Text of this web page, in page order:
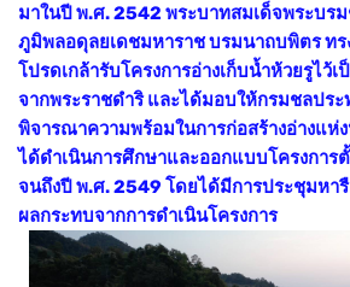
มาในปี พ.ศ. 2542 พระบาทสมเด็จพระบร
ภูมิพลอดุลยเดชมหาราช บรมนาถบพิตร ท
โปรดเกล้ารับโครงการอ่างเก็บน้ำห้วยรูไว้เ
จากพระราชดำริ และได้มอบให้กรมชลประ
พิจารณาความพร้อมในการก่อสร้างอ่างแห่
ได้ดำเนินการศึกษาและออกแบบโครงการ
จนถึงปี พ.ศ. 2549 โดยได้มีการประชุมหา
ผลกระทบจากการดำเนินโครงการ